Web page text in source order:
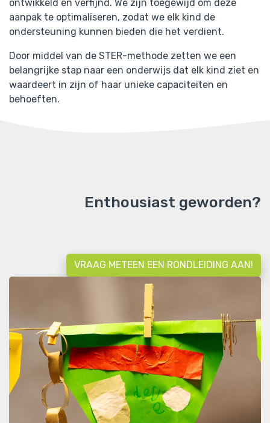
ontwikkeld en verfijnd. We zijn toegewijd om deze
aanpak te optimaliseren, zodat we elk kind de
ondersteuning kunnen bieden die het verdient.
Door middel van de STER-methode zetten we een
belangrijke stap naar een onderwijs dat elk kind ziet en
waardeert in zijn of haar unieke capaciteiten en
behoeften.
Enthousiast geworden?
VRAAG METEEN EEN RONDLEIDING AAN!